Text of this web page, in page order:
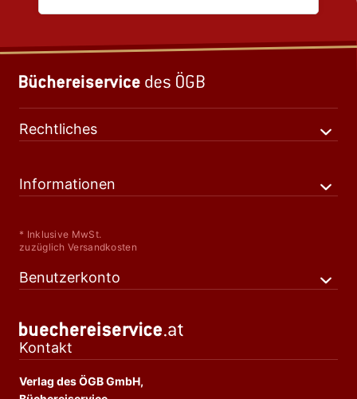
Rechtliches
Informationen
* Inklusive MwSt.
zuzüglich Versandkosten
Benutzerkonto
Kontakt
Verlag des ÖGB GmbH,